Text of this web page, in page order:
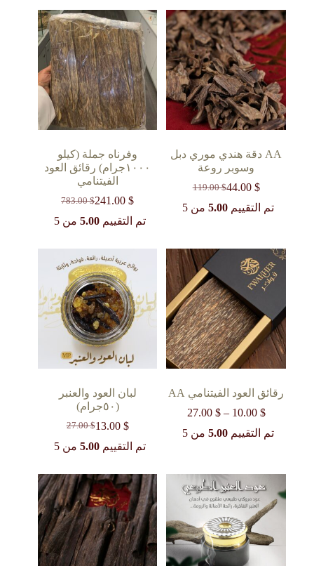
AA دقة هندي موري دبل
وسوبر روعة
119.00$
السعر
الأصلي
44.00 $
السعر
الحالي تم التقييم 5.00من 5
وفرناه جملة (كيلو
١٠٠٠جرام) رقائق العود
الفيتنامي
783.00$
السعر
الأصلي
783.00 $.
241.00$
السعر
الحالي
241.00 $.
تم التقييم5.00 من 5
رقائق العود الفيتنامي AA
10.00 $
–
27.00 $
من
⁦27.00 $⁩
تم التقييم 5.00من 5
لبان العود والعنبر
(٥٠جرام)
27.00$
السعر
الأصلي
13.00 $
السعر
الحاليتم التقييم5.00 من 5